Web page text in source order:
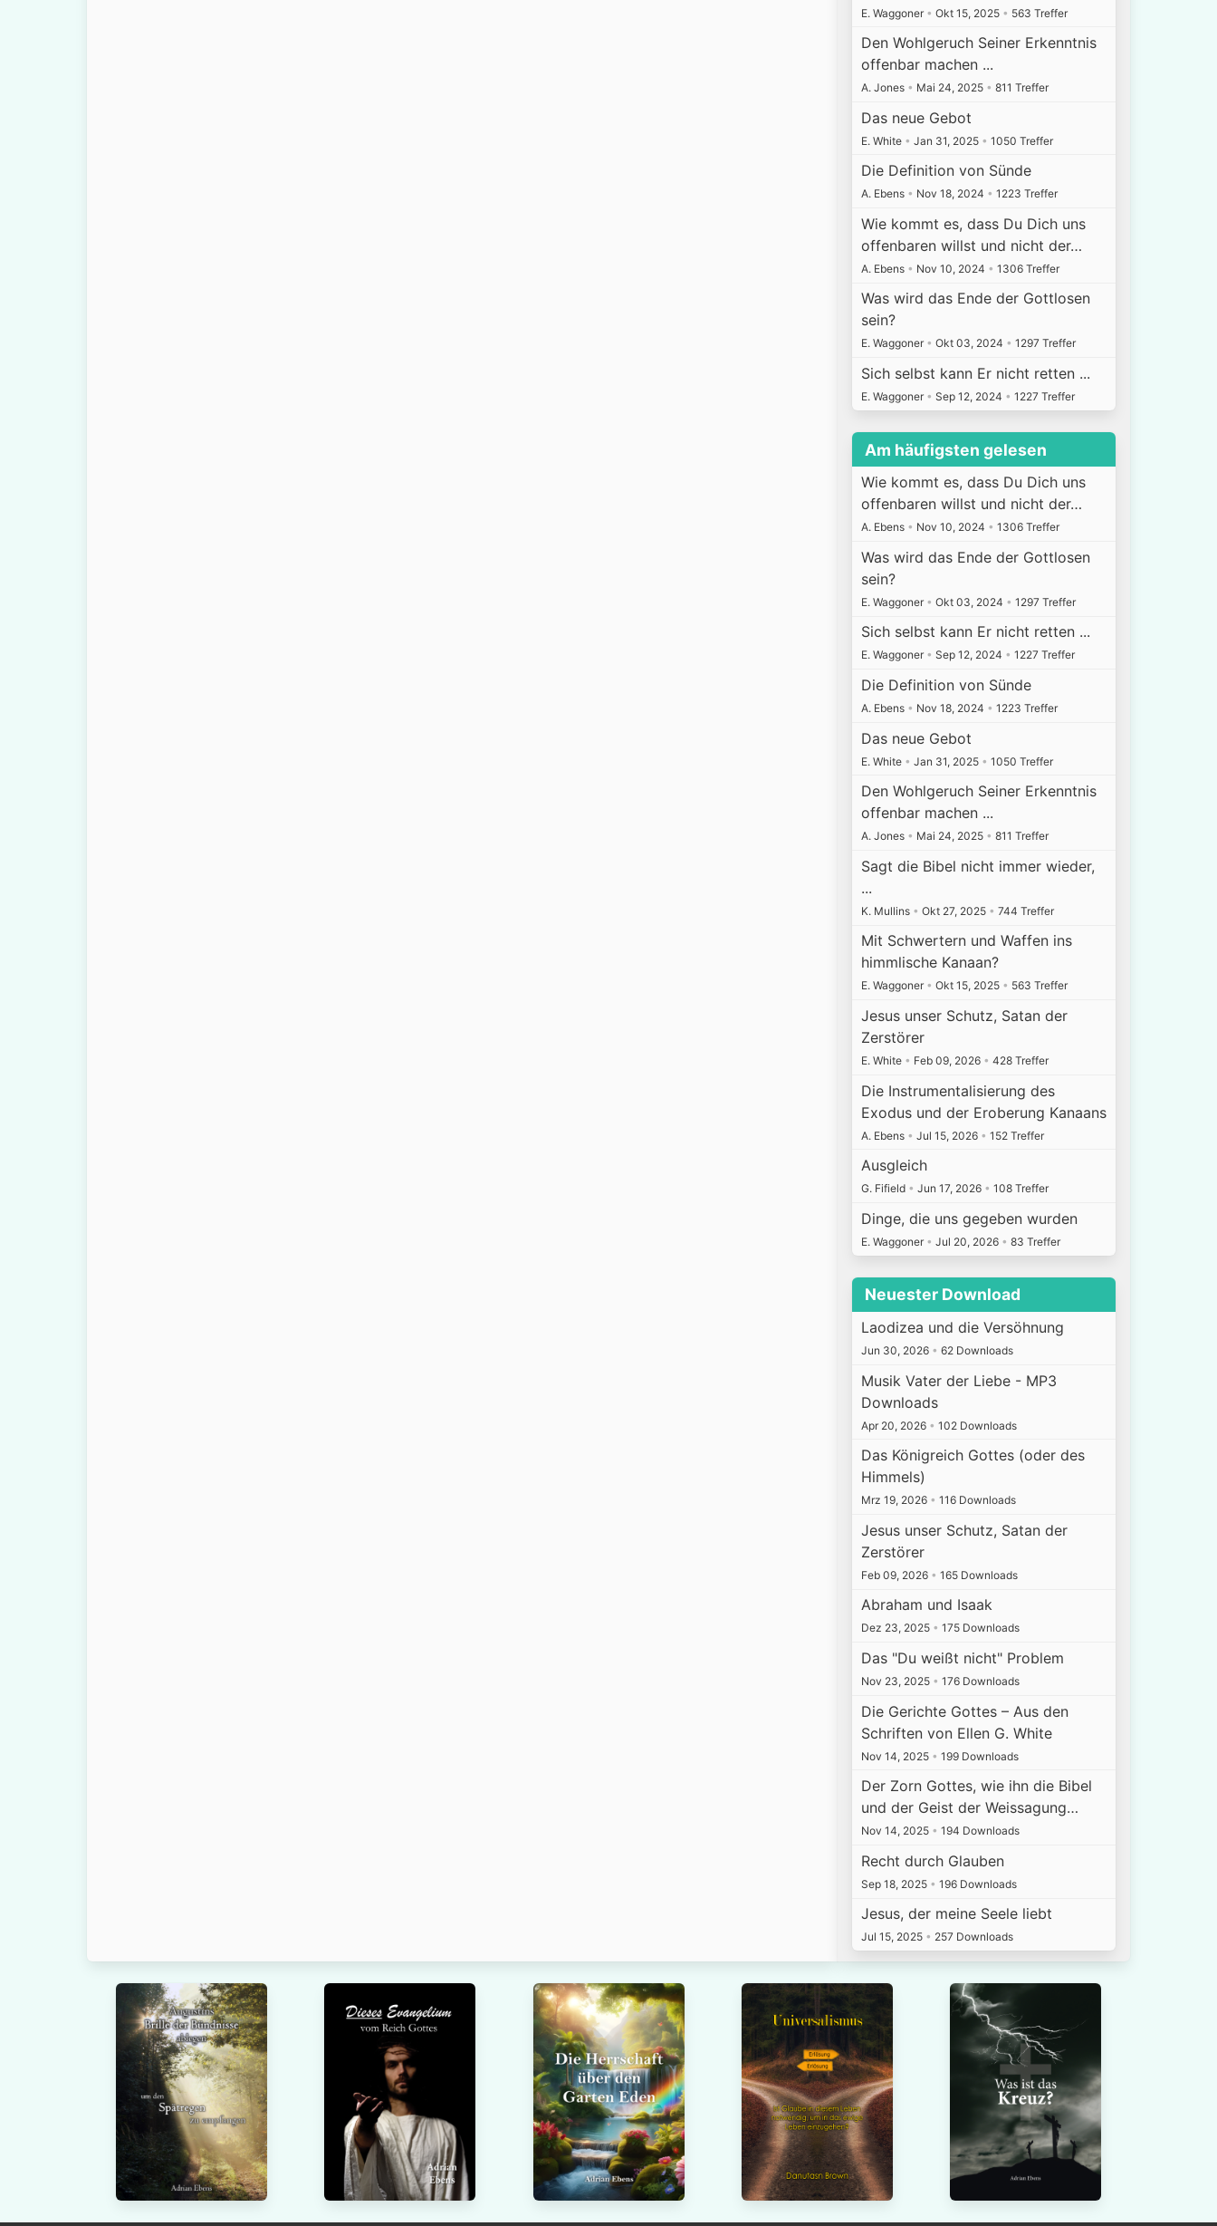
E. Waggoner • Okt 15, 2025 • 563 Treffer
Den Wohlgeruch Seiner Erkenntnis
offenbar machen ...
A. Jones • Mai 24, 2025 • 811 Treffer
Das neue Gebot
E. White • Jan 31, 2025 • 1050 Treffer
Die Definition von Sünde
A. Ebens • Nov 18, 2024 • 1223 Treffer
Wie kommt es, dass Du Dich uns
offenbaren willst und nicht der…
A. Ebens • Nov 10, 2024 • 1306 Treffer
Was wird das Ende der Gottlosen
sein?
E. Waggoner • Okt 03, 2024 • 1297 Treffer
Sich selbst kann Er nicht retten ...
E. Waggoner • Sep 12, 2024 • 1227 Treffer
Am häufigsten gelesen
Wie kommt es, dass Du Dich uns
offenbaren willst und nicht der…
A. Ebens • Nov 10, 2024 • 1306 Treffer
Was wird das Ende der Gottlosen
sein?
E. Waggoner • Okt 03, 2024 • 1297 Treffer
Sich selbst kann Er nicht retten ...
E. Waggoner • Sep 12, 2024 • 1227 Treffer
Die Definition von Sünde
A. Ebens • Nov 18, 2024 • 1223 Treffer
Das neue Gebot
E. White • Jan 31, 2025 • 1050 Treffer
Den Wohlgeruch Seiner Erkenntnis
offenbar machen ...
A. Jones • Mai 24, 2025 • 811 Treffer
Sagt die Bibel nicht immer wieder,
...
K. Mullins • Okt 27, 2025 • 744 Treffer
Mit Schwertern und Waffen ins
himmlische Kanaan?
E. Waggoner • Okt 15, 2025 • 563 Treffer
Jesus unser Schutz, Satan der
Zerstörer
E. White • Feb 09, 2026 • 428 Treffer
Die Instrumentalisierung des
Exodus und der Eroberung Kanaans
A. Ebens • Jul 15, 2026 • 152 Treffer
Ausgleich
G. Fifield • Jun 17, 2026 • 108 Treffer
Dinge, die uns gegeben wurden
E. Waggoner • Jul 20, 2026 • 83 Treffer
Neuester Download
Laodizea und die Versöhnung
Jun 30, 2026 • 62 Downloads
Musik Vater der Liebe - MP3
Downloads
Apr 20, 2026 • 102 Downloads
Das Königreich Gottes (oder des
Himmels)
Mrz 19, 2026 • 116 Downloads
Jesus unser Schutz, Satan der
Zerstörer
Feb 09, 2026 • 165 Downloads
Abraham und Isaak
Dez 23, 2025 • 175 Downloads
Das "Du weißt nicht" Problem
Nov 23, 2025 • 176 Downloads
Die Gerichte Gottes – Aus den
Schriften von Ellen G. White
Nov 14, 2025 • 199 Downloads
Der Zorn Gottes, wie ihn die Bibel
und der Geist der Weissagung…
Nov 14, 2025 • 194 Downloads
Recht durch Glauben
Sep 18, 2025 • 196 Downloads
Jesus, der meine Seele liebt
Jul 15, 2025 • 257 Downloads